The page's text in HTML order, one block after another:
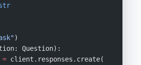
)
Question):
= client.responses.create(